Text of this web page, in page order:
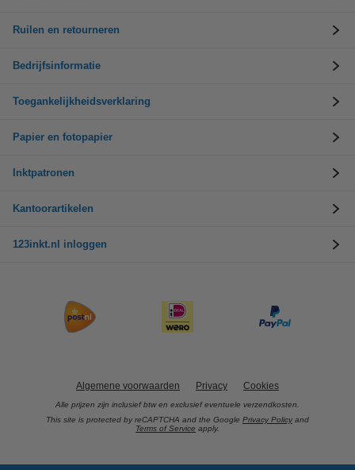
Ruilen en retourneren
Bedrijfsinformatie
Toegankelijkheidsverklaring
Papier en fotopapier
Inktpatronen
Kantoorartikelen
123inkt.nl inloggen
Algemene voorwaarden Privacy Cookies
Alle prijzen zijn inclusief btw en exclusief eventuele verzendkosten.
This site is protected by reCAPTCHA and the Google Privacy Policy and
Terms of Service apply.